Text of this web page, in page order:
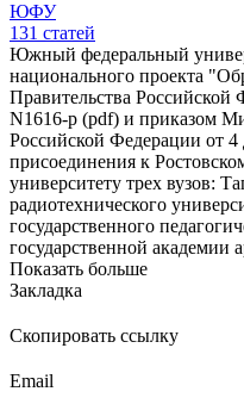
ЮФУ
131 статей
Южный федеральный
национального проекта
Правительства Российской
N1616-р (pdf) и приказом
Российской Федерации от 4
присоединения к
университету трех вузов:
радиотехнического
государственного
государственной академии
Показать больше
Закладка
Скопировать ссылку
Email